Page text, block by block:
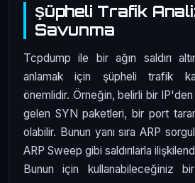
Şüpheli Trafik
Savunma
Tcpdump ile bir ağın saldırı
anlamak için şüpheli trafik
önemlidir. Örneğin, belirli bir
gelen SYN paketleri, bir port
olabilir. Bunun yanı sıra ARP
ARP Sweep gibi saldırılarla
Bunun için kullanabileceğiniz